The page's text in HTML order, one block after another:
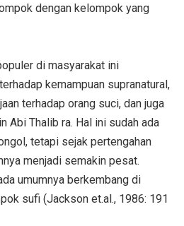
dengan kelompok yang
di masyarakat ini
kemampuan supranatural,
terhadap orang suci, dan juga
Abi Thalib ra. Hal ini sudah ada
tetapi sejak pertengahan
menjadi semakin pesat.
umumnya berkembang di
sufi (Jackson et.al., 1986: 191